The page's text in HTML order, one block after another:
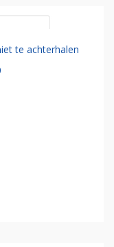
te achterhalen